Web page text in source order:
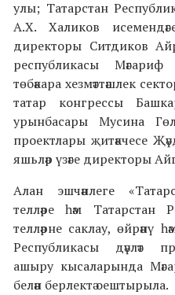
улы; Татарстан
А.Х. Халиков
директоры Ситдиков
республикасы
төбәкара хезмәттәшлек
татар конгрессы
урынбасары Мусина
проектлары җитәкчесе
яшьләр үзәге директоры
Алан эшчәнлеге
телләре һәм Татарстан
телләрне саклау, өйрәнү
Республикасы дәүләт
ашыру кысаларында
белән берлектә оештырыла.